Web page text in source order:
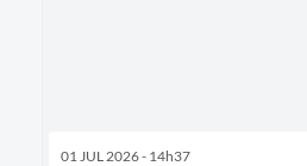
01 JUL 2026 - 14h37